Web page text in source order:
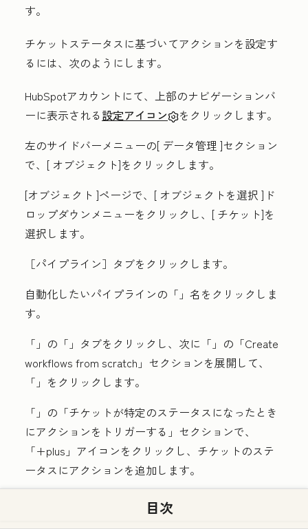
す。
チケットステータスに基づいてアクションを設定す
るには、次のようにします。
HubSpotアカウントにて、上部のナビゲーションバ
ーに表示される設定アイコン
をクリックします。
左のサイドバーメニューの[ データ管理 ]セクション
で、[ オブジェクト]をクリックします。
[オブジェクト ]ページで、[ オブジェクトを選択 ]ド
ロップダウンメニューをクリックし、[ チケット]を
選択します。
［パイプライン］ タブをクリックします。
自動化したいパイプラインの「 」名 をクリックしま
す。
「 」の「 」タブをクリックし、次に「 」の「Create
workflows from scratch」セクションを展開して、
「 」をクリックします。
「 」の「チケットが特定のステータスになったとき
にアクションをトリガーする」 セクションで、
「+plus」 アイコンをクリックし、チケットのステ
ータスにアクションを追加します。
」ワークフローアクションを設
社内メール通知の送信
目次